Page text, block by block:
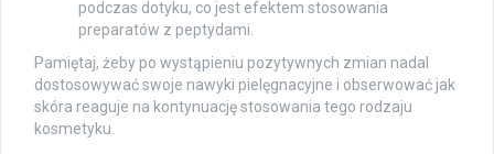
podczas dotyku, co jest efektem stosowania
preparatów z peptydami.
Pamiętaj, żeby po wystąpieniu pozytywnych zmian nadal
dostosowywać swoje nawyki pielęgnacyjne i obserwować jak
skóra reaguje na kontynuację stosowania tego rodzaju
kosmetyku.